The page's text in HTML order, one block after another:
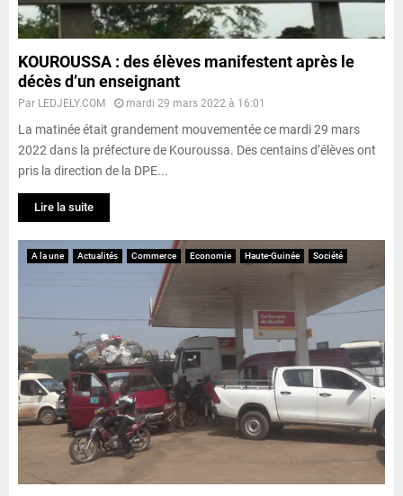
KOUROUSSA : des élèves manifestent après le
décès d’un enseignant
Par LEDJELY.COM mardi 29 mars 2022 à 16:01
La matinée était grandement mouvementée ce mardi 29 mars
2022 dans la préfecture de Kouroussa. Des centains d’élèves ont
pris la direction de la DPE...
Lire la suite
A la une Actualités Commerce Economie Haute-Guinée Société